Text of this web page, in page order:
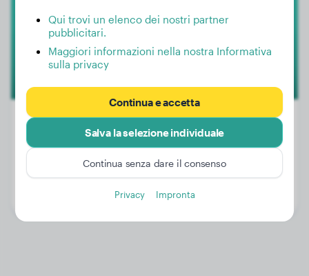
Peso:
26 kg
Età:
3 anni, 6 mesi
Qui trovi un elenco dei nostri partner
pubblicitari.
Maggiori informazioni nella nostra Informativa
sulla privacy
Continua e accetta
Salva la selezione individuale
Continua senza dare il consenso
Privacy Impronta